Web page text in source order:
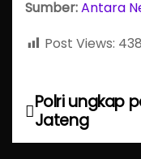
Sumber:Antara
Post Views: 438
P
o
Polri ungkap
Jateng